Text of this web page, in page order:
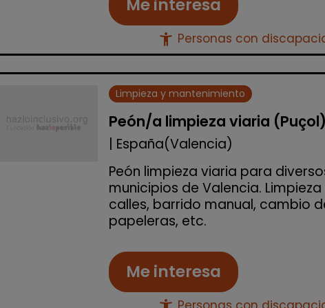
Me interesa
accessibility_new Personas con
Limpieza y mantenimiento
Peón/a limpieza viaria (Puçol)
| España(Valencia)
Peón limpieza viaria para
municipios de Valencia.
calles, barrido manual, cambio
papeleras, etc.
Me interesa